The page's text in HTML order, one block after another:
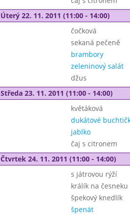
Úterý 22. 11. 2011 (11:00 - 14:00)
čočková
sekaná pečeně
brambory
zeleninový salát
džus
Středa 23. 11. 2011 (11:00 - 14:00)
květáková
dukátové
jablko
čaj s citronem
Čtvrtek 24. 11. 2011 (11:00 - 14:00)
s játrovou rýží
králík na česneku
špekový knedlík
špenát